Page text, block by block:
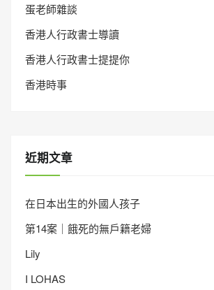
蛋老師雜談
香港人行政書士導讀
香港人行政書士提提你
香港時事
近期文章
在日本出生的外國人孩子
第14案｜餓死的無戶籍老婦
Lily
I LOHAS